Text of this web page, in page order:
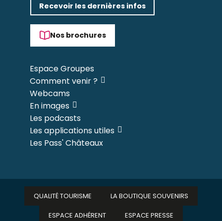
Recevoir les dernières infos
Nos brochures
Espace Groupes
Comment venir ?
Webcams
En images
Les podcasts
Les applications utiles
Les Pass' Châteaux
QUALITÉ TOURISME LA BOUTIQUE SOUVENIRS
ESPACE ADHÉRENT ESPACE PRESSE